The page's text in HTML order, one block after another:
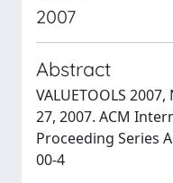
2007
Abstract
VALUETOOLS
27, 2007. ACM
Proceeding Series
00-4